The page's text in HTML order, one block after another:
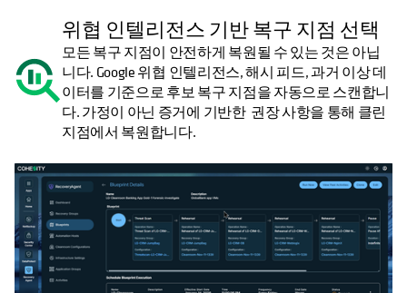
위협 인텔리전스 기반 복구 지점 선택
모든 복구 지점이 안전하게 복원될 수 있는 것은 아닙
니다. Google 위협 인텔리전스, 해시 피드, 과거 이상 데
이터를 기준으로 후보 복구 지점을 자동으로 스캔합니
다. 가정이 아닌 증거에 기반한 권장 사항을 통해 클린
지점에서 복원합니다.